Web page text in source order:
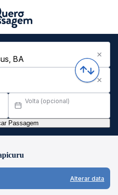
Volta (opcional)
Passagem
Alterar data